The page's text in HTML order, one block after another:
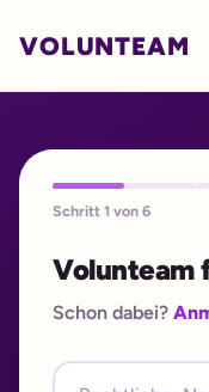
VOLUNTEAM
Schritt 1 von 6
Volunteam
Schon dabei?